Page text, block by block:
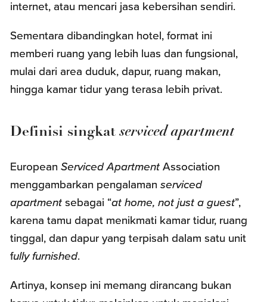
internet, atau mencari jasa kebersihan sendiri.
Sementara dibandingkan hotel, format ini
memberi ruang yang lebih luas dan fungsional,
mulai dari area duduk, dapur, ruang makan,
hingga kamar tidur yang terasa lebih privat.
Definisi singkatserviced apartment
EuropeanServiced Apartment Association
menggambarkan pengalamanserviced
apartment sebagai “at home, not just a guest”,
karena tamu dapat menikmati kamar tidur, ruang
tinggal, dan dapur yang terpisah dalam satu unit
fully furnished.
Artinya, konsep ini memang dirancang bukan